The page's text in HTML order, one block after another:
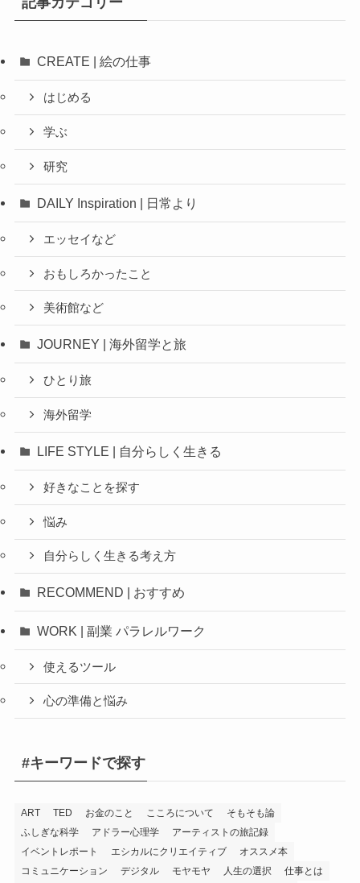
CREATE | 絵の仕事
はじめる
学ぶ
研究
DAILY Inspiration | 日常より
エッセイなど
おもしろかったこと
美術館など
JOURNEY | 海外留学と旅
ひとり旅
海外留学
LIFE STYLE | 自分らしく生きる
好きなことを探す
悩み
自分らしく生きる考え方
RECOMMEND | おすすめ
WORK | 副業 パラレルワーク
使えるツール
心の準備と悩み
#キーワードで探す
ART TED お金のこと こころについて
そもそも論
ふしぎな科学
アドラー心理学
アーティストの旅記録
イベントレポート
エシカルにクリエイティブ
オススメ本
コミュニケーション
デジタル モヤモヤ 人生の選択 仕事とは